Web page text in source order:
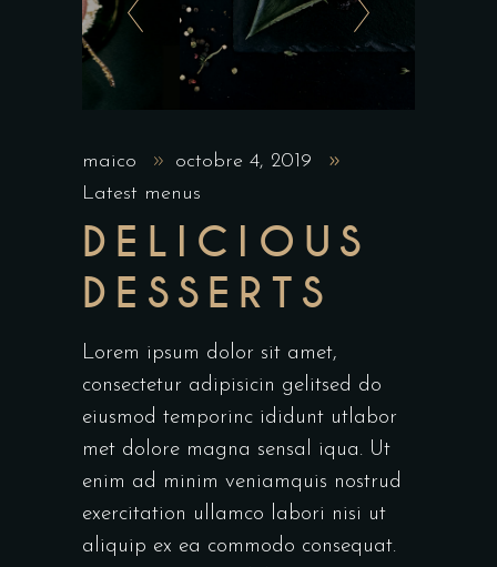
maico
octobre 4, 2019
Latest menus
DELICIOUS
DESSERTS
Lorem ipsum dolor sit amet,
consectetur adipisicin gelitsed do
eiusmod temporinc ididunt utlabor
met dolore magna sensal iqua. Ut
enim ad minim veniamquis nostrud
exercitation ullamco labori nisi ut
aliquip ex ea commodo consequat.